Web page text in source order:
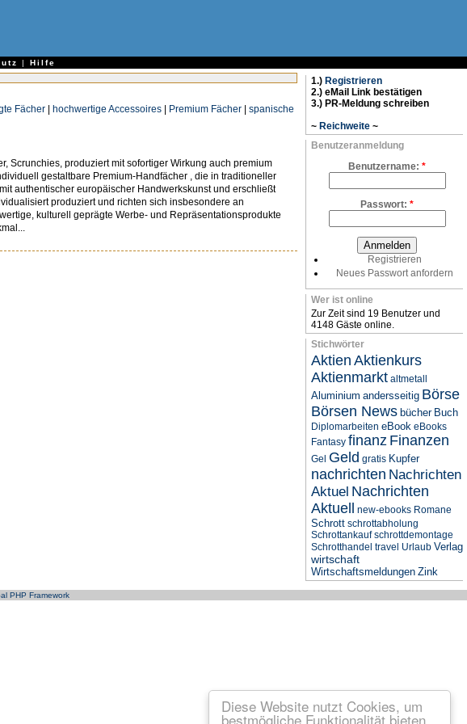
Diese Website nutzt Cookies, um
bestmögliche Funktionalität bieten
| Hilfe
Fächer | hochwertige Accessoires | Premium Fächer | spanische
Scrunchies, produziert mit sofortiger Wirkung auch premium
gestaltbare Premium-Handfächer , die in traditioneller
authentischer europäischer Handwerkskunst und erschließt
produziert und richten sich insbesondere an
kulturell geprägte Werbe- und Repräsentationsprodukte
1.) Registrieren
2.) eMail Link bestätigen
3.) PR-Meldung schreiben
~ Reichweite ~
Benutzeranmeldung
Benutzername: *
Passwort: *
Registrieren
Neues Passwort anfordern
Wer ist online
Zur Zeit sind 19 Benutzer und
4148 Gäste online.
Stichwörter
Aktien Aktienkurs
Aktienmarkt altmetall
Aluminium andersseitig Börse
Börsen News bücher Buch
Diplomarbeiten eBook eBooks
Fantasy finanz Finanzen
Gel Geld gratis Kupfer
nachrichten Nachrichten
Aktuel Nachrichten
Aktuell
new-ebooks Romane
Schrott schrottabholung
Schrottankauf schrottdemontage
Schrotthandel travel Urlaub Verlag
wirtschaft
Wirtschaftsmeldungen Zink
PHP Framework